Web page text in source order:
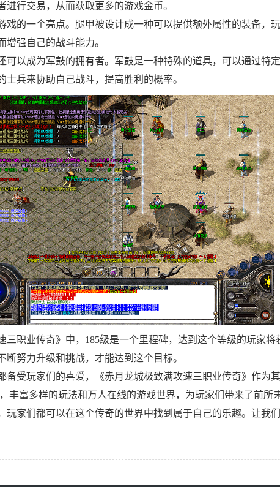
行交易，从而获取更多的游戏金币。
戏的一个亮点。腿甲被设计成一种可以提供额外属性的装备，
强自己的战斗能力。
可以成为军鼓的拥有者。军鼓是一种特殊的道具，可以通过特
士兵来协助自己战斗，提高胜利的概率。
三职业传奇》中，185级是一个里程碑，达到这个等级的玩家将
努力升级和挑战，才能达到这个目标。
备受玩家们的喜爱，《赤月龙城极致满攻速三职业传奇》作为
丰富多样的玩法和万人在线的游戏世界，为玩家们带来了前所
玩家们都可以在这个传奇的世界中找到属于自己的乐趣。让我